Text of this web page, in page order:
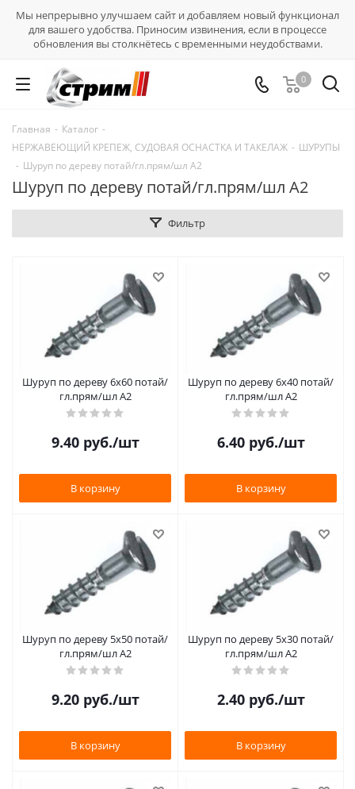
Мы непрерывно улучшаем сайт и добавляем новый функционал
для вашего удобства. Приносим извинения, если в процессе
обновления вы столкнётесь с временными неудобствами.
0
Главная - Каталог -
НЕРЖАВЕЮЩИЙ КРЕПЕЖ, СУДОВАЯ ОСНАСТКА И ТАКЕЛАЖ - ШУРУПЫ
- Шуруп по дереву потай/гл.прям/шл А2
Шуруп по дереву потай/гл.прям/шл А2
Фильтр
Шуруп по дереву 6х60 потай/
гл.прям/шл А2
9.40руб./шт
В корзину
Шуруп по дереву 6х40 потай/
гл.прям/шл А2
6.40руб./шт
В корзину
Шуруп по дереву 5х50 потай/
гл.прям/шл А2
9.20руб./шт
В корзину
Шуруп по дереву 5х30 потай/
гл.прям/шл А2
2.40руб./шт
В корзину